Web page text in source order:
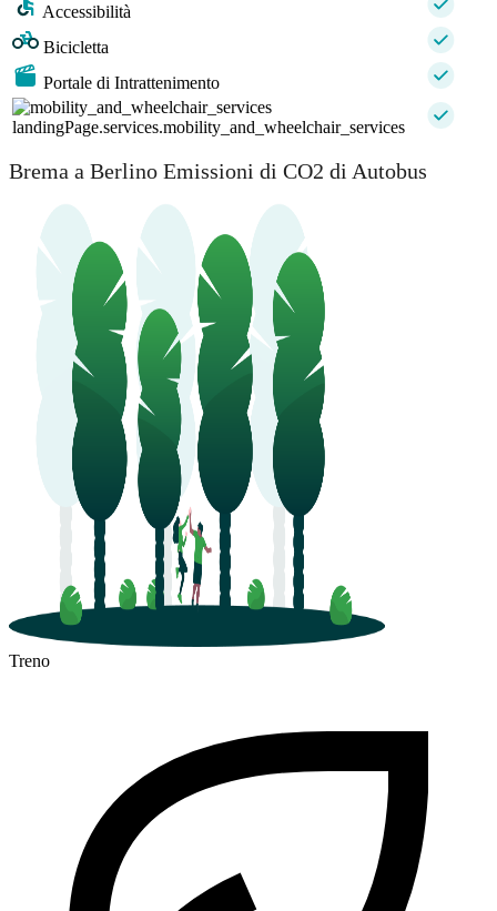
Accessibilità
Bicicletta
Portale di Intrattenimento
landingPage.services.mobility_and_wheelchair_services
Brema a Berlino Emissioni di CO2 di Autobus
Treno